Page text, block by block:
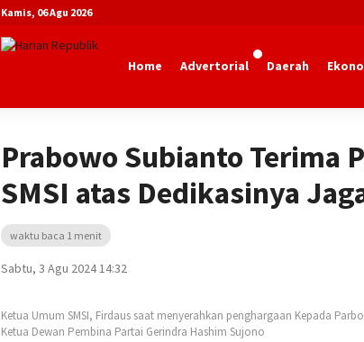
Kamis, 06 Agu 2026
Home Advertorial Daerah
Prabowo Subianto Terima
SMSI atas Dedikasinya
waktu baca 1 menit
Sabtu, 3 Agu 2024 14:32
Ketua Umum SMSI, Firdaus saat menyerahkan penghargaan Kepada
Ketua Dewan Pembina Partai Gerindra Hashim Sujono